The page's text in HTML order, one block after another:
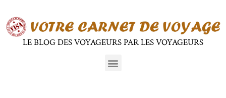
au
contenuLE BLOG DES VOYAGEURS PAR LES VOYAGEURS
Menu